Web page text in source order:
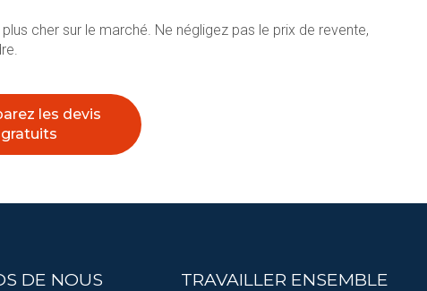
cher sur le marché. Ne négligez pas le prix de revente,
les devis
gratuits
DE NOUS TRAVAILLER ENSEMBLE